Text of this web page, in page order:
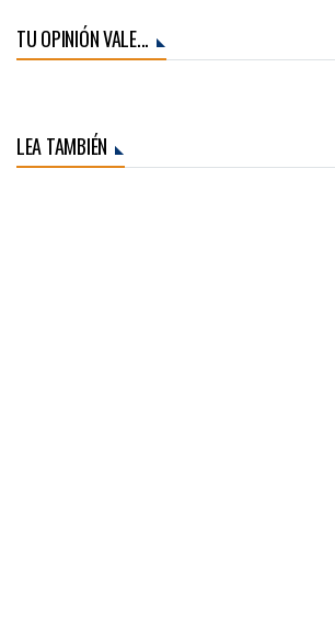
TU OPINIÓN VALE...
LEA TAMBIÉN